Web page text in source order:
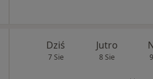
Dziś
7 Sie
Jutro
8 Sie